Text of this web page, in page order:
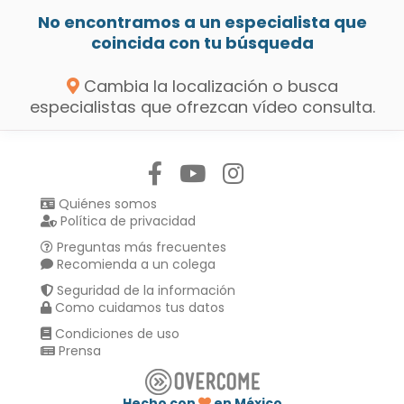
No encontramos a un especialista que
coincida con tu búsqueda
Cambia la localización o busca
especialistas que ofrezcan vídeo consulta.
Quiénes somos
Política de privacidad
Preguntas más frecuentes
Recomienda a un colega
Seguridad de la información
Como cuidamos tus datos
Condiciones de uso
Prensa